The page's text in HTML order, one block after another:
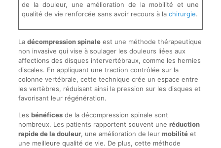
de la douleur, une amélioration de la mobilité et une
qualité de vie renforcée sans avoir recours à lachirurgie.
La décompression spinaleest une méthode thérapeutique
non invasive qui vise à soulager les douleurs liées aux
affections des disques intervertébraux, comme les hernies
discales. En appliquant une traction contrôlée sur la
colonne vertébrale, cette technique crée un espace entre
les vertèbres, réduisant ainsi la pression sur les disques et
favorisant leur régénération.
Les bénéficesde la décompression spinale sont
nombreux. Les patients rapportent souvent une réduction
rapide de la douleur, une amélioration de leur mobilitéet
une meilleure qualité de vie. De plus, cette méthode